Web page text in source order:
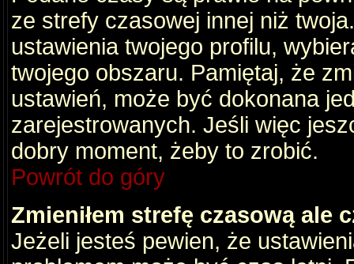
ze strefy czasowej innej niż
ustawienia twojego profilu,
twojego obszaru. Pamiętaj, że
ustawień, może być dokonana
zarejestrowanych. Jeśli więc
dobry moment, żeby to zrobić.
Powrót do góry
Zmieniłem strefę czasową ale
Jeżeli jesteś pewien, że